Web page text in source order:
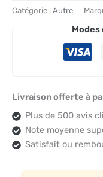
Catégorie : Autre
Livraison offerte à
Plus de 500 avis
Note moyenne
Satisfait ou